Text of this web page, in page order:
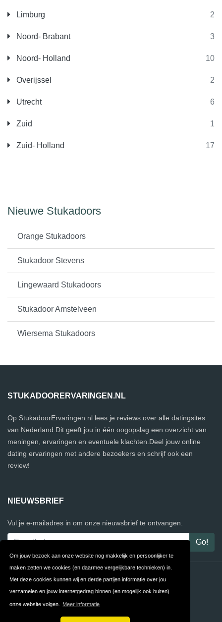
Om jouw bezoek aan onze website nog makkelijk en persoonlijker te
maken zetten we cookies (en daarmee vergelijkbare technieken) in.
Met deze cookies kunnen wij en derde partijen informatie over jou
verzamelen en jouw internetgedrag binnen (en mogelijk ook buiten)
onze website volgen. Meer informatie
Limburg 2
Noord- Brabant 3
Noord- Holland 10
Overijssel 2
Utrecht 6
Zuid 1
Zuid- Holland 17
Nieuwe Stukadoors
Orange Stukadoors
Stukadoor Stevens
Lingewaard Stukadoors
Stukadoor Amstelveen
Wiersema Stukadoors
STUKADOORERVARINGEN.NL
Op StukadoorErvaringen.nl lees je reviews over alle datingsites
van Nederland.Dit geeft jou in één oogopslag een overzicht van
meningen, ervaringen en eventuele klachten.Deel jouw online
dating ervaringen met andere bezoekers en schrijf ook een
review!
NIEUWSBRIEF
Vul je e-mailadres in om onze nieuwsbrief te ontvangen.
Contact Privacy
Algemene FAQ